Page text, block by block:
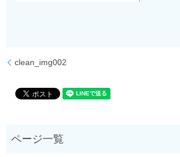
clean_img002